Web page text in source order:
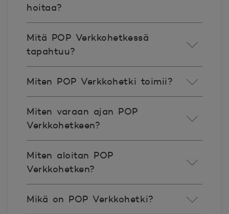
hoitaa?
Mitä POP Verkkohetkessä
tapahtuu?
Miten POP Verkkohetki toimii?
Miten varaan ajan POP
Verkkohetkeen?
Miten aloitan POP
Verkkohetken?
Mikä on POP Verkkohetki?